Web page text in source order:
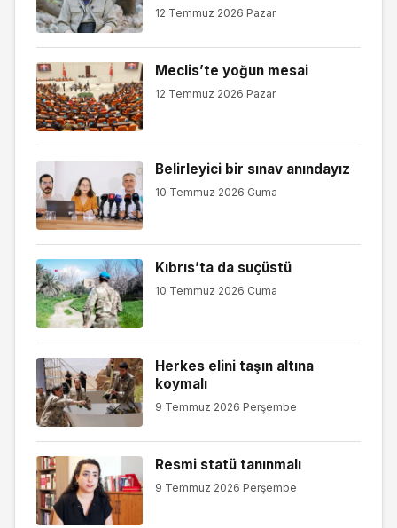
12 Temmuz 2026 Pazar
Meclis’te yoğun mesai
12 Temmuz 2026 Pazar
Belirleyici bir sınav anındayız
10 Temmuz 2026 Cuma
Kıbrıs’ta da suçüstü
10 Temmuz 2026 Cuma
Herkes elini taşın altına
koymalı
9 Temmuz 2026 Perşembe
Resmi statü tanınmalı
9 Temmuz 2026 Perşembe